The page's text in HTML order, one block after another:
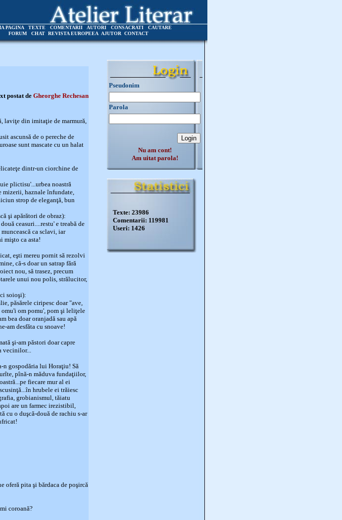
PAGINA TEXTE COMENTARII AUTORI CONSACRATI
CAUTARE
FORUM
CHAT REVISTA EUROPEEA AJUTOR CONTACT
postat deGheorghe Rechesan
laviţe din imitaţie de marmură,
ascunsă de o pereche de
sunt mascate cu un halat
dintr-un ciorchine de
plictisu'...urbea noastră
mizerii, haznale înfundate,
strop de eleganţă, bun
şi apărători de obraz):
ceasuri....restu' e treabă de
ca sclavi, iar
mişto ca asta!
eşti mereu pornit să rezolvi
că-s doar un satrap fără
nou, să trasez, precum
unui nou polis, strălucitor,
soioşi):
păsărele ciripesc doar "ave,
om pomu', pom şi leliţele
bea doar oranjadă sau apă
am desfăta cu snoave!
şi-am păstori doar capre
vecinilor...
n gospodăria lui Horaţiu! Să
pînă-n măduva fundaţiilor,
fiecare mur al ei
hrubele ei trăiesc
grobianismul, tăiatu
are un farmec irezistibil,
cu o duşcă-două de rachiu s-ar
oferă pita şi bărdaca de poşircă
coroană?
Pseudonim
Parola
Nu am cont!
Am uitat parola!
Texte: 23986
Comentarii: 119981
Useri: 1426